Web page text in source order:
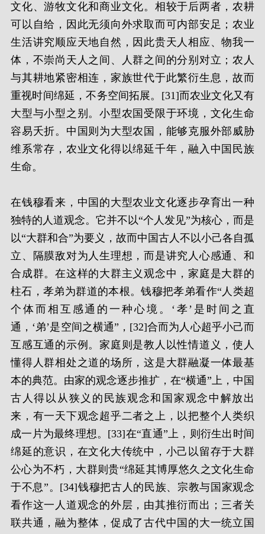
文化、游牧文化和商业文化。相较于后两者，农耕
可以自给，因此无须向外求取而可内部安足；农业
生活讲究顺应天地自然，因此贵天人相应、物我一
体，不崇尚天人之间、人群之间的分别对立；农人
与其耕地紧密相连，家族世代于此繁衍生息，故而
重视时间绵延，不务空间拓展。[31]而农业文化又有
大型与小型之别。小型农国受限于环境，文化生命
容易夭折。中国则为大型农国，能够克服外部威胁
维系常存，农业文化得以绵延千年，融入中国民族
生命。
在钱穆看来，中国的大型农业文化逐步孕育出一种
独特的人道观念。它并不以“个人发见”为核心，而是
以“大群和合”为要义，故而中国古人不以小己各自孤
立、隔膜敌对为人生理想，而是讲究人心感通、和
合成群。在这样的大群主义观念中，家庭是大群的
柱石，孝弟为群道的本根。钱穆把孝弟看作“人类超
个体而相互感通的一种心境。‘孝’是时间之直
通，‘弟’是空间之横通”，[32]合而为人心超乎小己而
互感互通的示例。家庭则是教人以性情道义，使人
懂得人群相处之道的场所，这是大群融凝一体最基
本的典范。由家的观念逐步推扩，在“横通”上，中国
古人得以从狭义的民族观念和国家观念中解放出
来，有一天下观念超乎二者之上，以把整个人类织
成一片为最终理想。[33]在“直通”上，则衍生出时间
绵延的意识，在文化大传统中，小己以留存于大群
公心为不朽，大群则贵“绵延其博厚悠久之文化生命
于不息”。[34]钱穆把古人的民族、宗教与国家观念
看作这一人道观念的外层，由其推衍而出；三者关
联共通，融为整体，促成了古代中国的大一统立国